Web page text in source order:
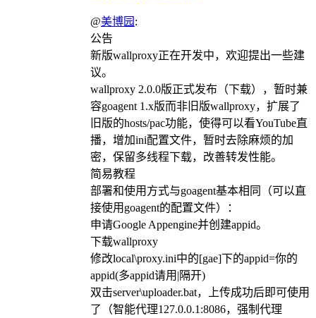
@美博园 :
公告
新版wallproxy正在开发中，欢迎提出一些建
议。
wallproxy 2.0.0版正式发布（下载），暂时兼
容goagent 1.x版而非旧版wallproxy，扩展了
旧版的hosts/pac功能，使得可以看YouTube直
播，增加ini配置文件，暂时去除麻烦的加
密，保留多线程下载，改善转发性能。
简易教程
部署和使用方式与goagent基本相同（可以直
接使用goagent的配置文件）：
申请Google Appengine并创建appid。
下载wallproxy
修改local\proxy.ini中的[gae]下的appid=你的
appid(多appid请用|隔开)
双击server\uploader.bat，上传成功后即可使用
了（智能代理127.0.0.1:8086，强制代理